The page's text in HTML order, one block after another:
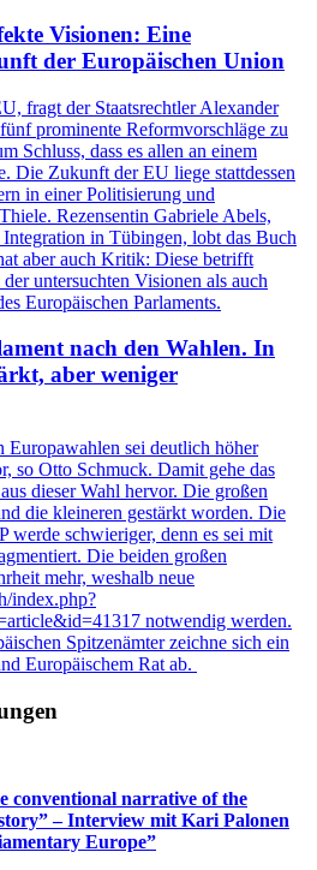
Visionen: Eine
der Europäischen Union
fragt der Staatsrechtler Alexander
prominente Reformvorschläge zu
Schluss, dass es allen an einem
Die Zukunft der EU liege stattdessen
in einer Politisierung und
Rezensentin Gabriele Abels,
in Tübingen, lobt das Buch
aber auch Kritik: Diese betrifft
untersuchten Visionen als auch
Europäischen Parlaments.
nach den Wahlen. In
aber weniger
sei deutlich höher
so Otto Schmuck. Damit gehe das
dieser Wahl hervor. Die großen
die kleineren gestärkt worden. Die
werde schwieriger, denn es sei mit
Die beiden großen
mehr, weshalb neue
index.php?
notwendig werden.
Spitzenämter zeichne sich ein
Europäischem Rat ab.
conventional narrative of the
– Interview mit Kari Palonen
Europe”